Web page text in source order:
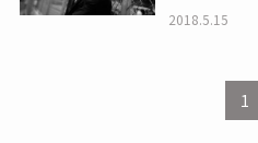
2018.5.15
1